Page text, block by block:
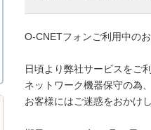
O-CNETフォンご利用中の
日頃より弊社サービスをご
ネットワーク機器保守の為
お客様にはご迷惑をおかけ